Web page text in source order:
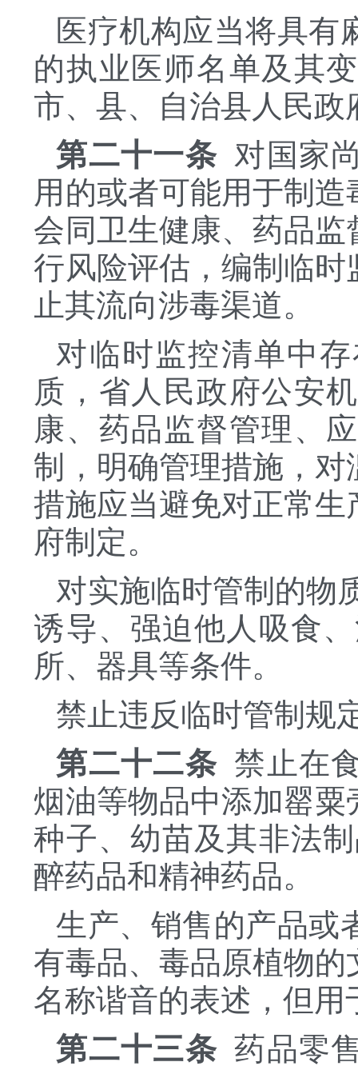
医疗机构应当将具有
的执业医师名单及其
市、县、自治县人民
第二十一条对国家
用的或者可能用于制
会同卫生健康、药品
行风险评估，编制临
止其流向涉毒渠道。
对临时监控清单中
质，省人民政府公安
康、药品监督管理、
制，明确管理措施，
措施应当避免对正常
府制定。
对实施临时管制的物
诱导、强迫他人吸食
所、器具等条件。
禁止违反临时管制规
第二十二条禁止在
烟油等物品中添加罂
种子、幼苗及其非法
醉药品和精神药品。
生产、销售的产品或
有毒品、毒品原植物
名称谐音的表述，但
第二十三条 药品零